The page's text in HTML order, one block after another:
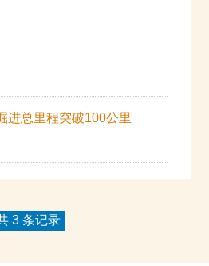
进总里程突破100公里
3 条记录